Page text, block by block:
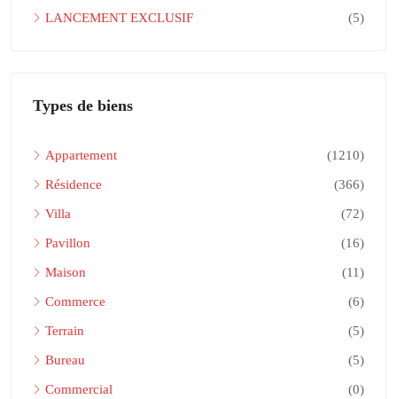
LANCEMENT EXCLUSIF (5)
Types de biens
Appartement (1210)
Résidence (366)
Villa (72)
Pavillon (16)
Maison (11)
Commerce (6)
Terrain (5)
Bureau (5)
Commercial (0)